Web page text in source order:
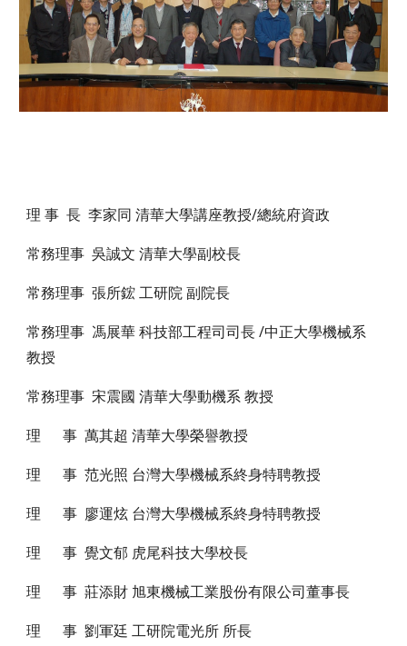
理 事 長 李家同 清華大學講座教授/總統府資政
常務理事 吳誠文 清華大學副校長
常務理事 張所鋐 工研院 副院長
常務理事 馮展華 科技部工程司司長 /中正大學機械系
教授
常務理事 宋震國 清華大學動機系 教授
理 事 萬其超 清華大學榮譽教授
理 事 范光照 台灣大學機械系終身特聘教授
理 事 廖運炫 台灣大學機械系終身特聘教授
理 事 覺文郁 虎尾科技大學校長
理 事 莊添財 旭東機械工業股份有限公司董事長
理 事 劉軍廷 工研院電光所 所長